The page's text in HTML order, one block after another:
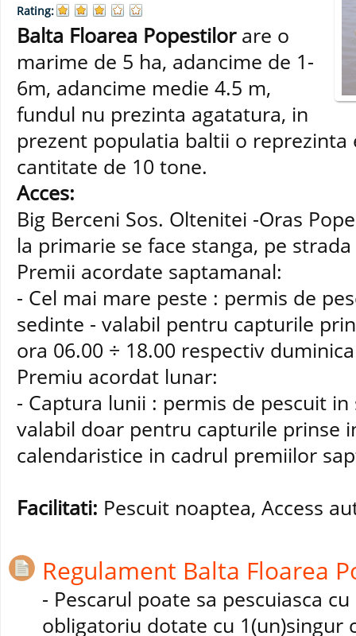
Rating:
Balta Floarea Popestilorare o
marime de 5 ha, adancime de 1-
6m, adancime medie 4.5 m,
fundul nu prezinta agatatura, in
prezent populatia baltii o reprezinta
cantitate de 10 tone.
Acces:
Big Berceni Sos. Oltenitei -Oras
la primarie se face stanga, pe
Premii acordate saptamanal:
- Cel mai mare peste : permis de
sedinte - valabil pentru capturile
ora 06.00 ÷ 18.00 respectiv
Premiu acordat lunar:
- Captura lunii : permis de pescuit in
valabil doar pentru capturile prinse
calendaristice in cadrul premiilor
Facilitati: Pescuit noaptea, Access
Regulament Balta Floarea
- Pescarul poate sa pescuiasca
obligatoriu dotate cu 1(un)singur